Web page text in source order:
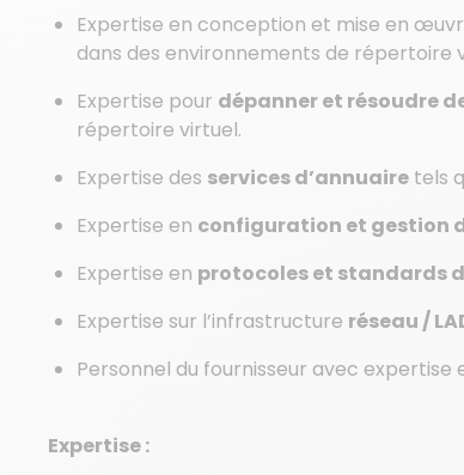
Expertise en conception et mise en
dans des environnements de répertoire
Expertise pour dépanner et résoudre
répertoire virtuel.
Expertise des services d’annuaire tels
Expertise en configuration et gestion
Expertise en protocoles et standards
Expertise sur l’infrastructure réseau /
Personnel du fournisseur avec expertise
Expertise :